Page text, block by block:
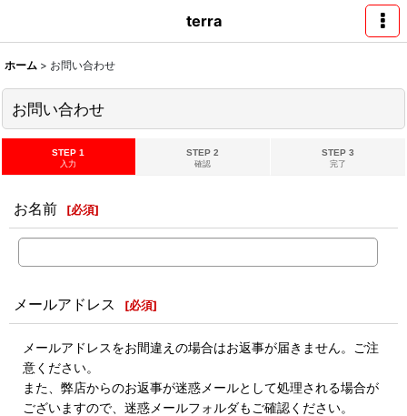
terra
ホーム > お問い合わせ
お問い合わせ
STEP 1
入力
STEP 2
確認
STEP 3
完了
お名前 [必須]
メールアドレス [必須]
メールアドレスをお間違えの場合はお返事が届きません。ご注
意ください。
また、弊店からのお返事が迷惑メールとして処理される場合が
ございますので、迷惑メールフォルダもご確認ください。